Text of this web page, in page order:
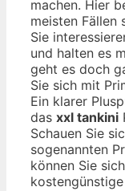
machen. Hier
meisten Fällen
Sie
und halten es
geht es doch
Sie sich mit
Ein klarer
das xxl tankini
Schauen Sie
sogenannten
können Sie